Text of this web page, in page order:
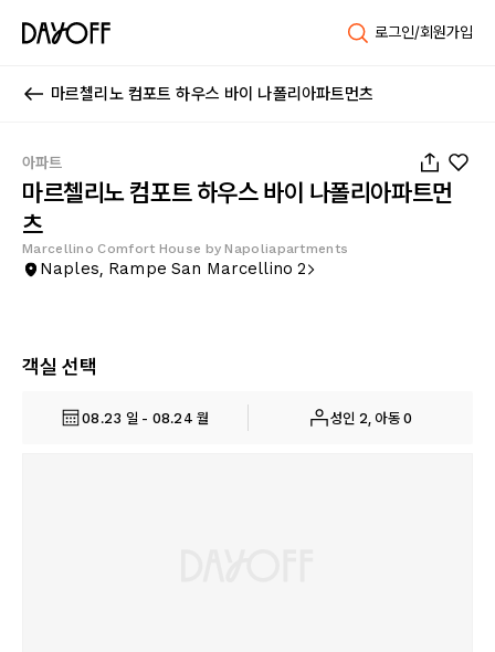
로그인/회원가입
마르첼리노 컴포트 하우스 바이 나폴리아파트먼츠
아파트
마르첼리노 컴포트 하우스 바이 나폴리아파트먼
츠
Marcellino Comfort House by Napoliapartments
Naples, Rampe San Marcellino 2
객실 선택
08.23 일 - 08.24 월 성인 2, 아동 0